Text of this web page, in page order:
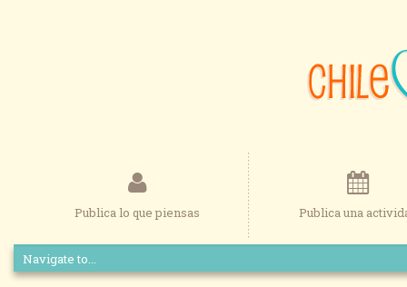
Publica lo que piensas Publica una